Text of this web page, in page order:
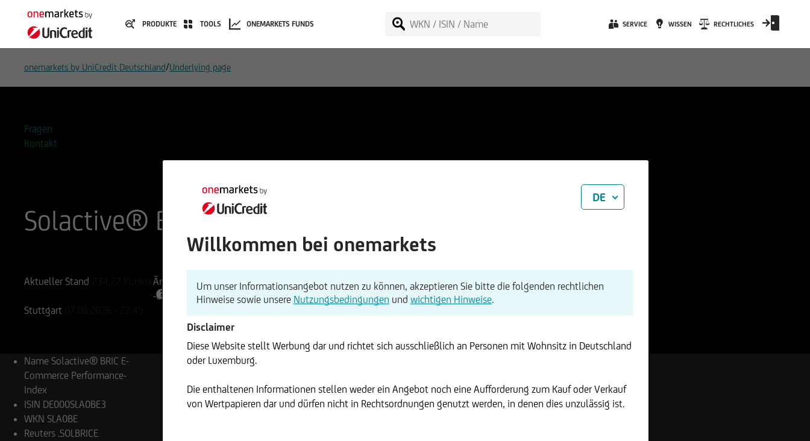
PRODUKTE TOOLS ONEMARKETS FUNDS SERVICE WISSEN RECHTLICHES
onemarkets by UniCredit Deutschland/Underlying page
Fragen
Kontakt
Solactive® BRIC E-Commerce Performance-Index
Aktueller Stand
Änderung
-0,39%
-0,91
Stuttgart
Name Solactive® BRIC E-
Commerce Performance-
Index
ISIN DE000SLA0BE3
WKN SLA0BE
Reuters .SOLBRICE
DE
Willkommen bei onemarkets
Um unser Informationsangebot nutzen zu können, akzeptieren Sie bitte die folgenden rechtlichen
Hinweise sowie unsere Nutzungsbedingungen und wichtigen Hinweise.
Disclaimer
Diese Website stellt Werbung dar und richtet sich ausschließlich an Personen mit Wohnsitz in Deutschland
oder Luxemburg.
Die enthaltenen Informationen stellen weder ein Angebot noch eine Aufforderung zum Kauf oder Verkauf
von Wertpapieren dar und dürfen nicht in Rechtsordnungen genutzt werden, in denen dies unzulässig ist.